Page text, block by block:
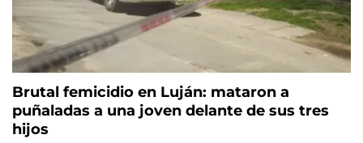
Brutal femicidio en Luján: mataron a
puñaladas a una joven delante de sus tres
hijos